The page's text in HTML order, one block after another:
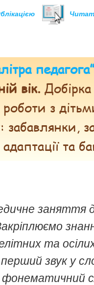
вік.Добірка
з
забавлянки,
та
заняття
та
звук у
фонематичний